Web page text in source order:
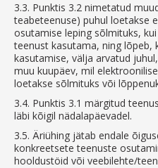
3.3. Punktis 3.2 nimetatud
teabeteenuse) puhul loetakse
osutamise leping sõlmituks,
teenust kasutama, ning lõpeb,
kasutamise, välja arvatud
muu kuupäev, mil
loetakse sõlmituks või
3.4. Punktis 3.1 märgitud
läbi kõigil nädalapäevadel.
3.5. Äriühing jätab endale
konkreetsete teenuste
hooldustöid või veebilehte/